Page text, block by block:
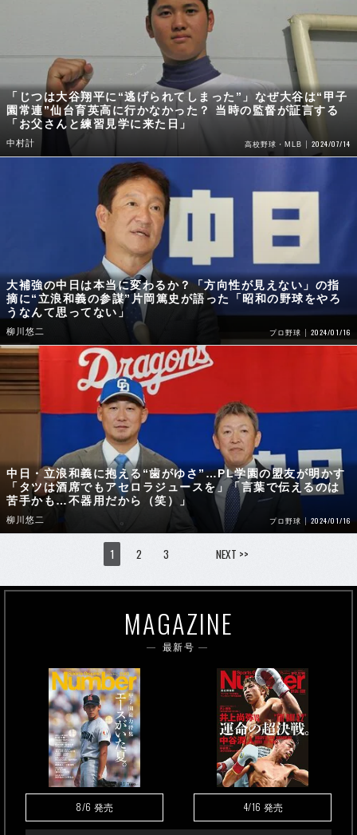
「じつは大谷翔平に“逃げられてしまった”」なぜ大谷は“甲子
園常連”仙台育英高に行かなかった？ 当時の監督が証言する
「お父さんと練習見学に来た日」
中村計 高校野球・MLB 2024/07/14
大補強の中日は本当に変わるか？「方向性が見えない」の指
摘に“立浪和義の参謀”片岡篤史が語った「昭和の野球をやろ
うなんて思ってない」
柳川悠二 プロ野球 2024/01/16
中日・立浪和義に抱える“歯がゆさ”…PL学園の盟友が明かす
「タツは酒席でもアセロラジュースを」「言葉で伝えるのは
苦手かも…不器用だから（笑）」
柳川悠二 プロ野球 2024/01/16
1 2 3 NEXT >>
MAGAZINE
最新号
8/6 発売 4/16 発売